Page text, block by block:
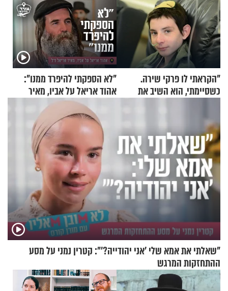
"הקראתי לו פרקי שירה.
כשסיימתי, הוא השיב את
"לא הספקתי להיפרד ממנו":
אהוד אריאל על אביו, מאיר
אריאל ז"ל
"שאלתי את אמא שלי 'אני יהודייה?'": קטרין נמני על מסע
ההתחזקות המרגש